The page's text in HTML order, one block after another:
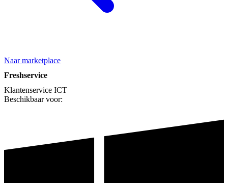
Naar marketplace
Freshservice
Klantenservice ICT
Beschikbaar voor: